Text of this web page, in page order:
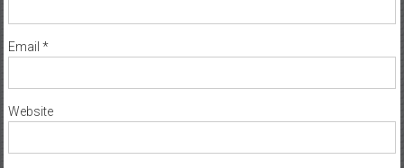
Email *
Website